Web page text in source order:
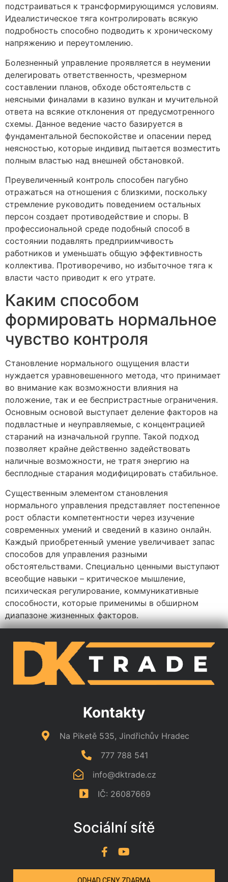
подстраиваться к трансформирующимся условиям.
Идеалистическое тяга контролировать всякую
подробность способно подводить к хроническому
напряжению и переутомлению.
Болезненный управление проявляется в неумении
делегировать ответственность, чрезмерном
составлении планов, обходе обстоятельств с
неясными финалами в казино вулкан и мучительной
ответа на всякие отклонения от предусмотренного
схемы. Данное ведение часто базируется в
фундаментальной беспокойстве и опасении перед
неясностью, которые индивид пытается возместить
полным властью над внешней обстановкой.
Преувеличенный контроль способен пагубно
отражаться на отношения с близкими, поскольку
стремление руководить поведением остальных
персон создает противодействие и споры. В
профессиональной среде подобный способ в
состоянии подавлять предприимчивость
работников и уменьшать общую эффективность
коллектива. Противоречиво, но избыточное тяга к
власти часто приводит к его утрате.
Каким способом
формировать нормальное
чувство контроля
Становление нормального ощущения власти
нуждается уравновешенного метода, что принимает
во внимание как возможности влияния на
положение, так и ее беспристрастные ограничения.
Основным основой выступает деление факторов на
подвластные и неуправляемые, с концентрацией
стараний на изначальной группе. Такой подход
позволяет крайне действенно задействовать
наличные возможности, не тратя энергию на
бесплодные старания модифицировать стабильное.
Существенным элементом становления
нормального управления представляет постепенное
рост области компетентности через изучение
современных умений и сведений в казино онлайн.
Каждый приобретенный умение увеличивает запас
способов для управления разными
обстоятельствами. Специально ценными выступают
всеобщие навыки – критическое мышление,
психическая регулирование, коммуникативные
способности, которые применимы в обширном
диапазоне жизненных факторов.
Kontakty
Na Piketě 535, Jindřichův Hradec
777 788 541
info@dktrade.cz
IČ: 26087669
Sociální sítě
ODHAD CENY ZDARMA